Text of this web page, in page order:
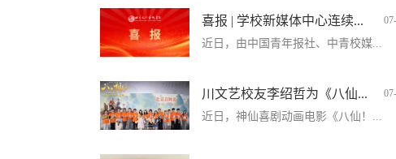
喜报 | 学校新媒体中心连续...
近日，由中国青年报社、中青校媒...
川文艺校友李绍哲为《八仙...
近日，神仙喜剧动画电影《八仙！...